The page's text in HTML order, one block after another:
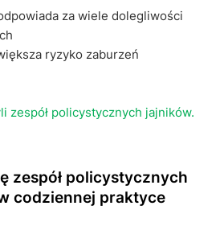
za wiele dolegliwości
ryzyko zaburzeń
zespół policystycznych jajników.
zespół policystycznych
codziennej praktyce